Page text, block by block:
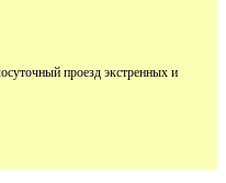
проезд экстренных и